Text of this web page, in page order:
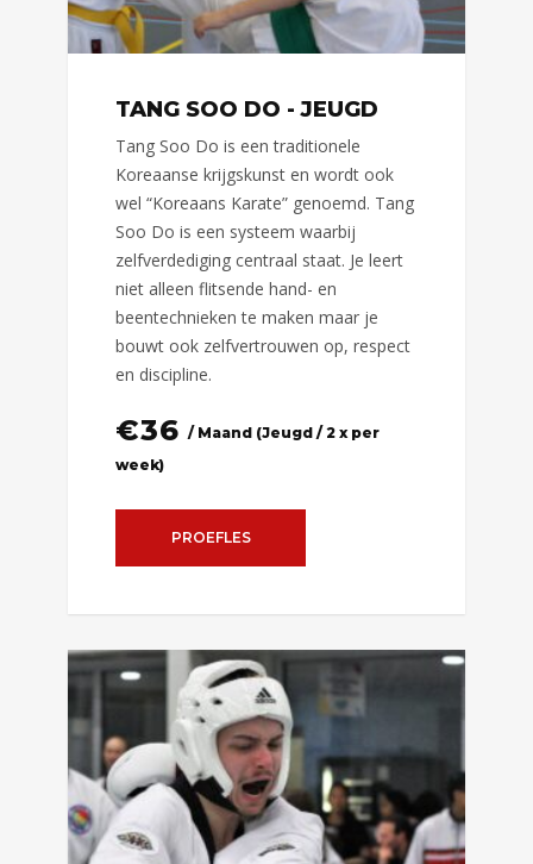
TANG SOO DO - JEUGD
Tang Soo Do is een traditionele
Koreaanse krijgskunst en wordt ook
wel “Koreaans Karate” genoemd. Tang
Soo Do is een systeem waarbij
zelfverdediging centraal staat. Je leert
niet alleen flitsende hand- en
beentechnieken te maken maar je
bouwt ook zelfvertrouwen op, respect
en discipline.
€36 / Maand (Jeugd / 2 x per
week)
PROEFLES